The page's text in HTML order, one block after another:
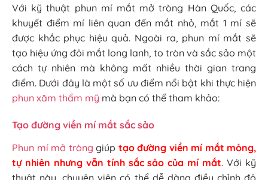
Với kỹ thuật phun mí mắt mở tròng Hàn Quốc, các
khuyết điểm mí liên quan đến mắt nhỏ, mắt 1 mí sẽ
được khắc phục hiệu quả. Ngoài ra, phun mí mắt sẽ
tạo hiệu ứng đôi mắt long lanh, to tròn và sắc sảo một
cách tự nhiên mà không mất nhiều thời gian trang
điểm. Dưới đây là một số ưu điểm nổi bật khi thực hiện
phun xăm thẩm mỹ mà bạn có thể tham khảo:
Tạo đường viền mí mắt sắc sảo
Phun mí mở tròng giúp tạo đường viền mí mắt mỏng,
tự nhiên nhưng vẫn tính sắc sảo của mí mắt. Với kỹ
thuật này, chuyên viên có thể dễ dàng điều chỉnh độ